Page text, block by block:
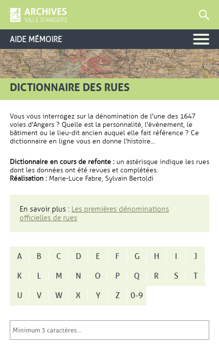
AIDE MÉMOIRE
DICTIONNAIRE DES RUES
Vous vous interrogez sur la dénomination de l'une des 1647
voies d'Angers ? Quelle est la personnalité, l'événement, le
bâtiment ou le lieu-dit ancien auquel elle fait référence ? Ce
dictionnaire en ligne vous en donne l'histoire...
Dictionnaire en cours de refonte : un astérisque indique les rues
dont les données ont été revues et complétées.
Réalisation : Marie-Luce Fabre, Sylvain Bertoldi
En savoir plus : Les premières dénominations
officielles de rues
A B C D E F G H I
J
K
L M N O P Q R S
T
U
V W X Y Z 0-9